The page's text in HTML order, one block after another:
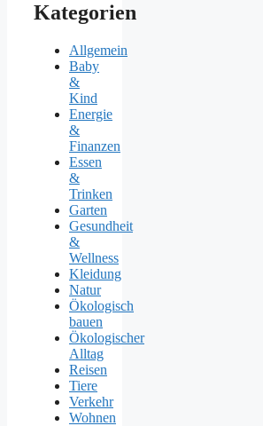
Kategorien
Allgemein
Baby
&
Kind
Energie
&
Finanzen
Essen
&
Trinken
Garten
Gesundheit
&
Wellness
Kleidung
Natur
Ökologisch
bauen
Ökologischer
Alltag
Reisen
Tiere
Verkehr
Wohnen